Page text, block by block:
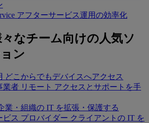
アフターサービス運用の効率化
なチーム向けの人気ソ
ン
どこからでもデバイスへアクセス
業者 リモート アクセスとサポートを手
業・組織の IT を拡張・保護する
ビス プロバイダー クライアントの IT を